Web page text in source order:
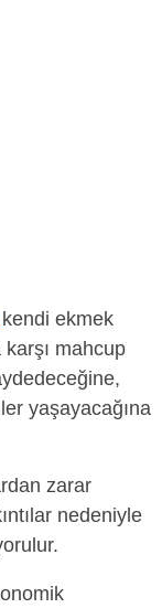
kendi ekmek
mahcup
yaşayacağına
zarar
nedeniyle